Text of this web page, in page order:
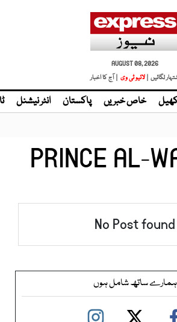
AUGUST 08, 2026
لگائیں | لائیو ٹی وی | آج کا اخبار
خاص خبریں پاکستان انٹر نیشنل
PRINCE AL-
No Post found
ہمارے ساتھ شامل ہوں